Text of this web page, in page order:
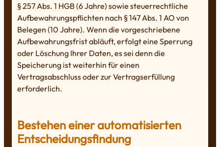
§ 257 Abs. 1 HGB (6 Jahre) sowie steuerrechtliche
Aufbewahrungspflichten nach § 147 Abs. 1 AO von
Belegen (10 Jahre). Wenn die vorgeschriebene
Aufbewahrungsfrist abläuft, erfolgt eine Sperrung
oder Löschung Ihrer Daten, es sei denn die
Speicherung ist weiterhin für einen
Vertragsabschluss oder zur Vertragserfüllung
erforderlich.
Bestehen einer automatisierten
Entscheidungsfindung